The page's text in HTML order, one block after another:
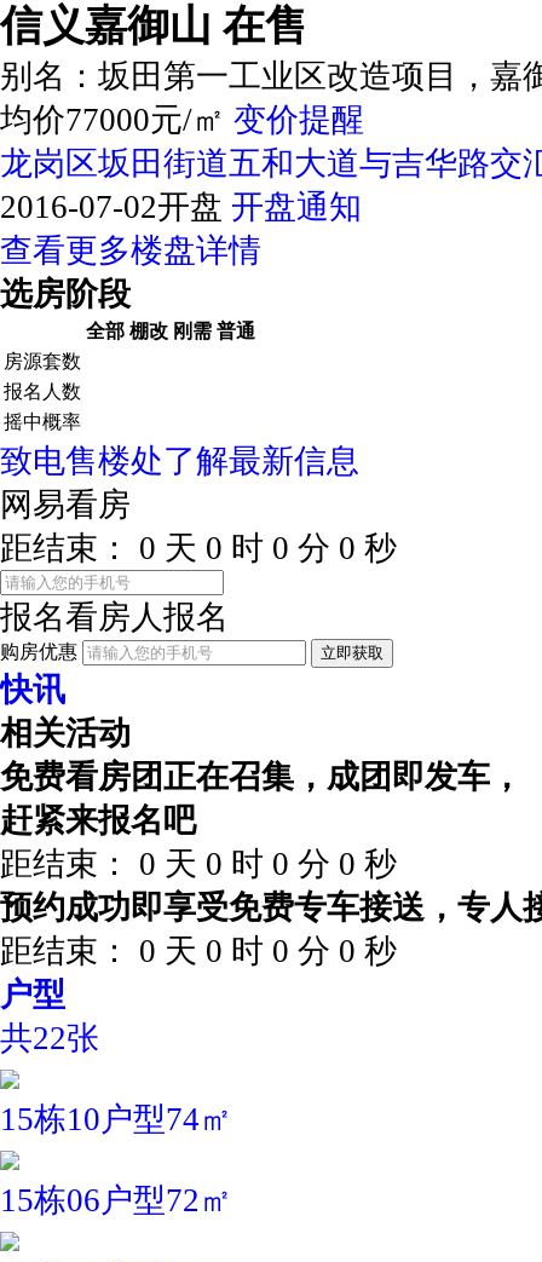
信义嘉御山 在售
别名： 坂田第一工业区改造项目，嘉
均价77000元/㎡ 变价提醒
龙岗区坂田街道五和大道与吉华路交
2016-07-02开盘 开盘通知
查看更多楼盘详情
选房阶段
全部 棚改 刚需 普通
房源套数
报名人数
摇中概率
致电售楼处了解最新信息
网易看房
距结束：
0 天 0 时 0 分 0 秒
报名看房人报名
购房优惠 立即获取
快讯
相关活动
免费看房团正在召集，成团即发车，
赶紧来报名吧
距结束：
0 天 0 时 0 分 0 秒
预约成功即享受免费专车接送，专人
距结束：
0 天 0 时 0 分 0 秒
户型
共22张
15栋10户型74㎡
15栋06户型72㎡